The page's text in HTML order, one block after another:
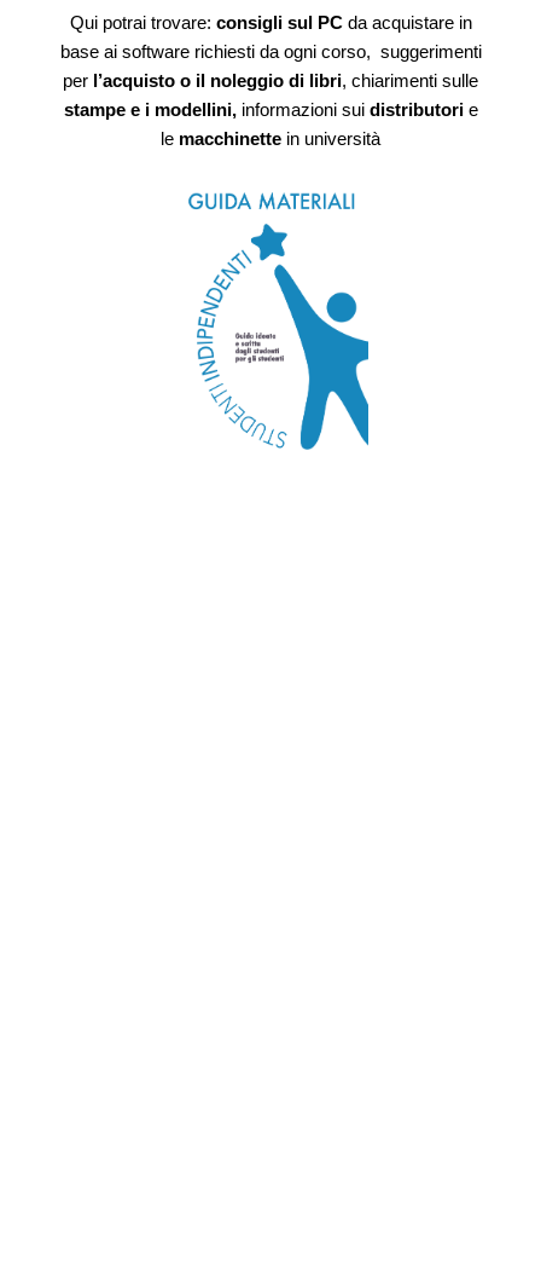
Qui potrai trovare: consigli sul PCda acquistare in
base ai software richiesti da ogni corso, suggerimenti
per l’acquisto o il noleggio di libri, chiarimenti sulle
stampe e i modellini, informazioni sui distributori e
le macchinette in università